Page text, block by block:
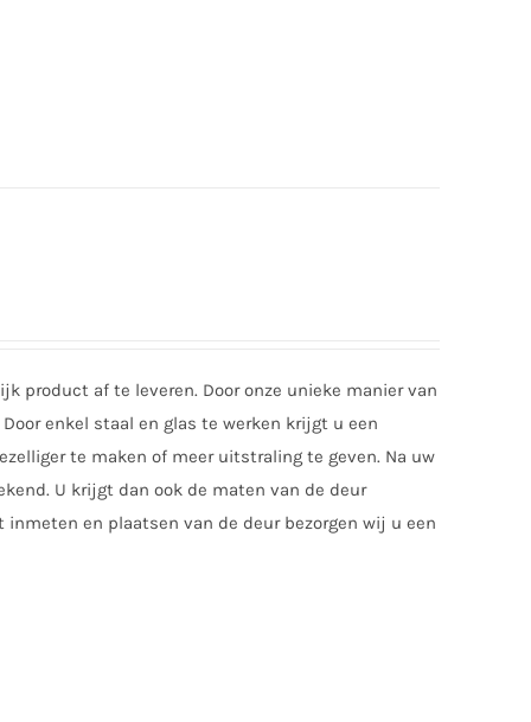
product af te leveren. Door onze unieke manier van
enkel staal en glas te werken krijgt u een
te maken of meer uitstraling te geven. Na uw
U krijgt dan ook de maten van de deur
en plaatsen van de deur bezorgen wij u een